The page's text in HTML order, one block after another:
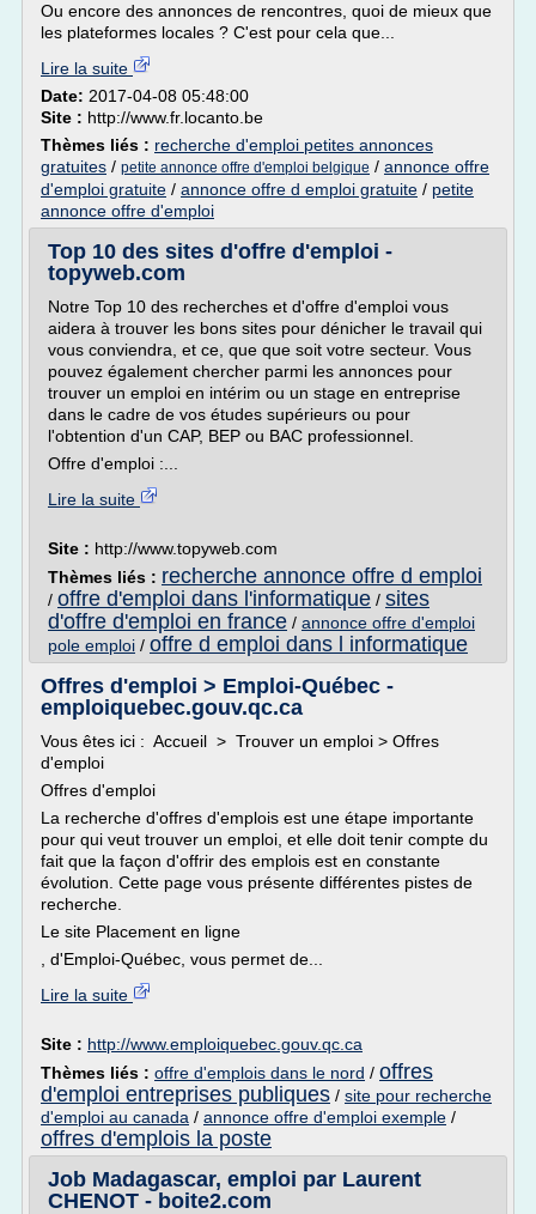
Ou encore des annonces de rencontres, quoi de mieux que
les plateformes locales ? C'est pour cela que...
Lire la suite
Date: 2017-04-08 05:48:00
Site : http://www.fr.locanto.be
Thèmes liés : recherche d'emploi petites annonces
gratuites / petite annonce offre d'emploi belgique / annonce offre
d'emploi gratuite / annonce offre d emploi gratuite / petite
annonce offre d'emploi
Top 10 des sites d'offre d'emploi -
topyweb.com
Notre Top 10 des recherches et d'offre d'emploi vous
aidera à trouver les bons sites pour dénicher le travail qui
vous conviendra, et ce, que que soit votre secteur. Vous
pouvez également chercher parmi les annonces pour
trouver un emploi en intérim ou un stage en entreprise
dans le cadre de vos études supérieurs ou pour
l'obtention d'un CAP, BEP ou BAC professionnel.
Offre d'emploi :...
Lire la suite
Site : http://www.topyweb.com
Thèmes liés : recherche annonce offre d emploi
/ offre d'emploi dans l'informatique / sites
d'offre d'emploi en france / annonce offre d'emploi
pole emploi / offre d emploi dans l informatique
Offres d'emploi > Emploi-Québec -
emploiquebec.gouv.qc.ca
Vous êtes ici : Accueil > Trouver un emploi > Offres
d'emploi
Offres d'emploi
La recherche d'offres d'emplois est une étape importante
pour qui veut trouver un emploi, et elle doit tenir compte du
fait que la façon d'offrir des emplois est en constante
évolution. Cette page vous présente différentes pistes de
recherche.
Le site Placement en ligne
, d'Emploi-Québec, vous permet de...
Lire la suite
Site : http://www.emploiquebec.gouv.qc.ca
Thèmes liés : offre d'emplois dans le nord / offres
d'emploi entreprises publiques / site pour recherche
d'emploi au canada / annonce offre d'emploi exemple /
offres d'emplois la poste
Job Madagascar, emploi par Laurent
CHENOT - boite2.com